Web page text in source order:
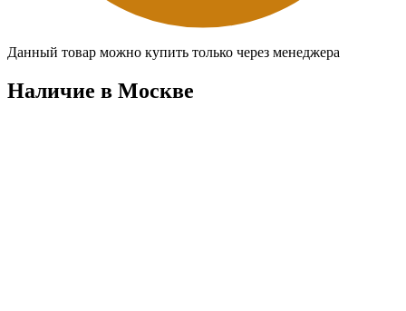
Данный товар можно купить только через менеджера
Наличие в Москвe